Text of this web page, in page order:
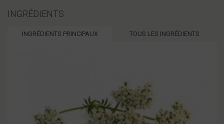
INGRÉDIENTS
INGRÉDIENTS PRINCIPAUX TOUS LES INGRÉDIENTS